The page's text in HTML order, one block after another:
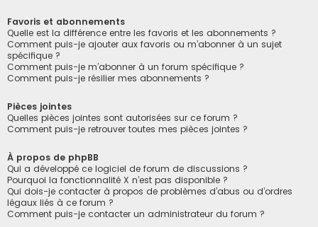
Favoris et abonnements
Quelle est la différence entre les favoris et les abonnements ?
Comment puis-je ajouter aux favoris ou m’abonner à un sujet
spécifique ?
Comment puis-je m’abonner à un forum spécifique ?
Comment puis-je résilier mes abonnements ?
Pièces jointes
Quelles pièces jointes sont autorisées sur ce forum ?
Comment puis-je retrouver toutes mes pièces jointes ?
À propos de phpBB
Qui a développé ce logiciel de forum de discussions ?
Pourquoi la fonctionnalité X n’est pas disponible ?
Qui dois-je contacter à propos de problèmes d’abus ou d’ordres
légaux liés à ce forum ?
Comment puis-je contacter un administrateur du forum ?